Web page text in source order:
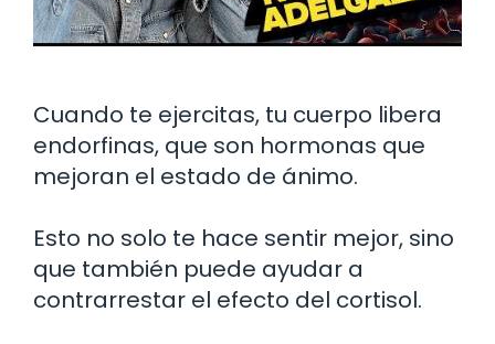
Cuando te ejercitas, tu cuerpo libera
endorfinas, que son hormonas que
mejoran el estado de ánimo.
Esto no solo te hace sentir mejor, sino
que también puede ayudar a
contrarrestar el efecto del cortisol.